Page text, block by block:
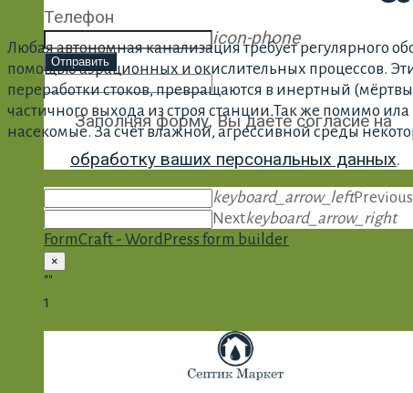
Телефон
icon-phone
Отправить
Заполняя форму, Вы даёте согласие на
обработку ваших персональных данных.
keyboard_arrow_leftPrevious
Nextkeyboard_arrow_right
FormCraft - WordPress form builder
×
""
1
Любая автономная канализация требует регулярного
помощью аэрационных и окислительных процессов.
переработки стоков, превращаются в инертный
частичного выхода из строя станции.Так же помимо
насекомые. За счёт влажной, агрессивной среды